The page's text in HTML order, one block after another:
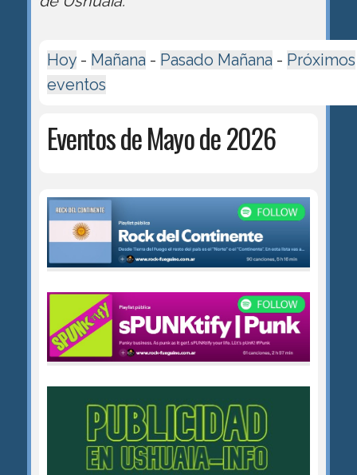
Hoy- Mañana - Pasado Mañana - Próximos
eventos
Eventos de Mayo de 2026